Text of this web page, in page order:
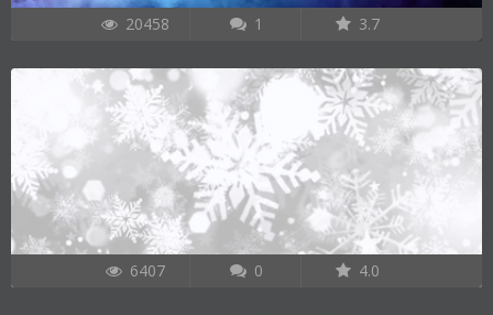
20458 1 3.7
6407 0 4.0